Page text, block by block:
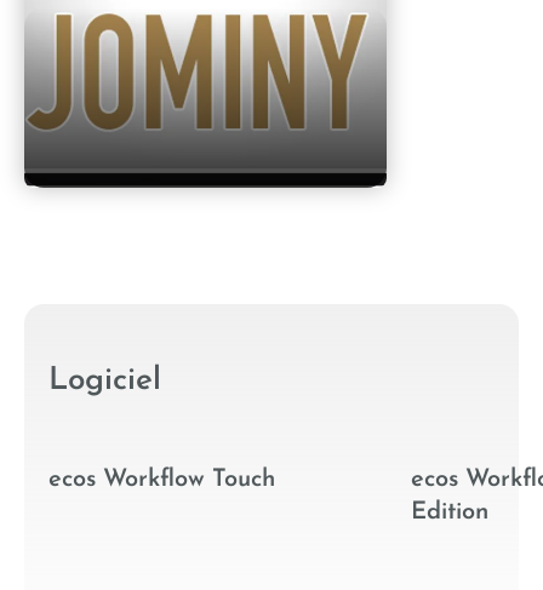
Logiciel
ecos Workflow Touch
ecos
Edition